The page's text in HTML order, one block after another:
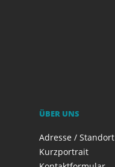
ÜBER UNS
Adresse / Standort
Kurzportrait